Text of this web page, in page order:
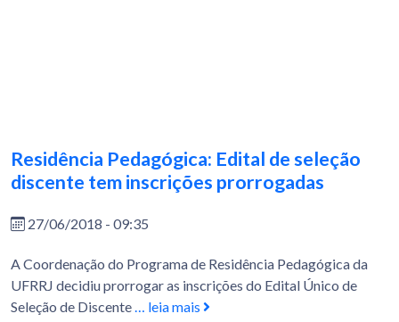
Residência Pedagógica: Edital de seleção
discente tem inscrições prorrogadas
27/06/2018 - 09:35
A Coordenação do Programa de Residência Pedagógica da
UFRRJ decidiu prorrogar as inscrições do Edital Único de
Seleção de Discente… leia mais